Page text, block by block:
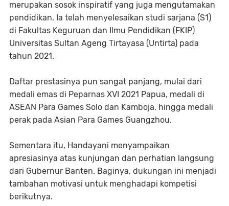
merupakan sosok inspiratif yang juga mengutamakan
pendidikan. Ia telah menyelesaikan studi sarjana (S1)
di Fakultas Keguruan dan Ilmu Pendidikan (FKIP)
Universitas Sultan Ageng Tirtayasa (Untirta) pada
tahun 2021.
​Daftar prestasinya pun sangat panjang, mulai dari
medali emas di Peparnas XVI 2021 Papua, medali di
ASEAN Para Games Solo dan Kamboja, hingga medali
perak pada Asian Para Games Guangzhou.
​Sementara itu, Handayani menyampaikan
apresiasinya atas kunjungan dan perhatian langsung
dari Gubernur Banten. Baginya, dukungan ini menjadi
tambahan motivasi untuk menghadapi kompetisi
berikutnya.